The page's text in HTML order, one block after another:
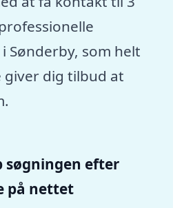
Sønderby, som helt
dig tilbud at
søgningen efter
på nettet